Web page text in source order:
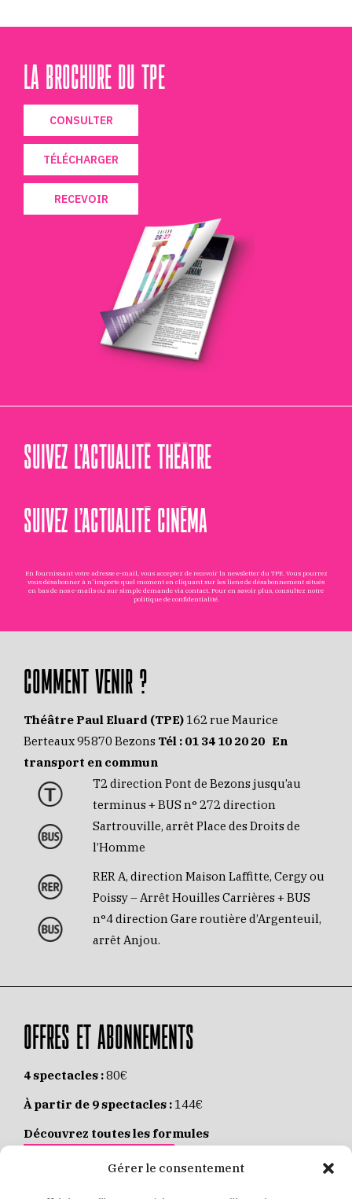
Gérer le consentement
LA BROCHURE DU TPE
CONSULTER
TÉLÉCHARGER
RECEVOIR
SUIVEZ L’ACTUALITÉ THÉÂTRE
SUIVEZ L’ACTUALITÉ CINÉMA
En fournissant votre adresse e-mail, vous acceptez de recevoir la newsletter du TPE. Vous pourrez
vous désabonner à n'importe quel moment en cliquant sur les liens de désabonnement situés
en bas de nos e-mails ou sur simple demande via contact . Pour en savoir plus, consultez notre
politique de confidentialité.
COMMENT VENIR ?
Théâtre Paul Eluard (TPE) 162 rue Maurice
Berteaux 95870 Bezons Tél : 01 34 10 20 20 En
transport en commun
T2 direction Pont de Bezons jusqu’au
terminus + BUS n° 272 direction
Sartrouville, arrêt Place des Droits de
l’Homme
RER A, direction Maison Laffitte, Cergy ou
Poissy – Arrêt Houilles Carrières + BUS
n°4 direction Gare routière d’Argenteuil,
arrêt Anjou.
OFFRES ET ABONNEMENTS
4 spectacles :80€
À partir de 9 spectacles : 144€
Découvrez toutes les formules
JE M’ABONNE EN LIGNE